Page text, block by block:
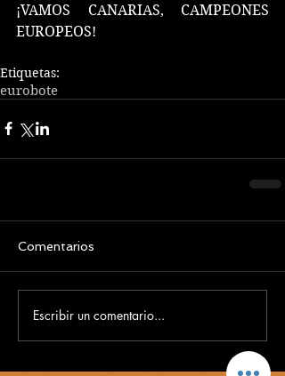
¡VAMOS CANARIAS, CAMPEONES
EUROPEOS!
Etiquetas:
eurobote
Comentarios
Escribir un comentario...